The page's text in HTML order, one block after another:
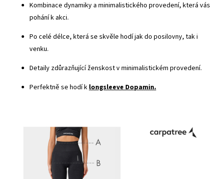
Kombinace dynamiky a minimalistického provedení, která vás
pohání k akci.
Po celé délce, která se skvěle hodí jak do posilovny, tak i
venku.
Detaily zdůrazňující ženskost v minimalistickém provedení.
Perfektně se hodí klongsleeve Dopamin.